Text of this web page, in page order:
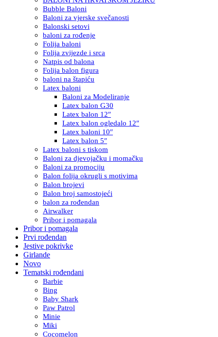
Bubble Baloni
Baloni za vjerske svečanosti
Balonski setovi
baloni za rođenje
Folija baloni
Folija zvijezde i srca
Natpis od balona
Folija balon figura
baloni na štapiću
Latex baloni
Baloni za Modeliranje
Latex balon G30
Latex balon 12″
Latex balon ogledalo 12″
Latex baloni 10″
Latex balon 5″
Latex baloni s tiskom
Baloni za djevojačku i momačku
Baloni za promociju
Balon folija okrugli s motivima
Balon brojevi
Balon broj samostojeći
balon za rođendan
Airwalker
Pribor i pomagala
Pribor i pomagala
Prvi rođendan
Jestive pokrivke
Girlande
Novo
Tematski rođendani
Barbie
Bing
Baby Shark
Paw Patrol
Minie
Miki
Cocomelon